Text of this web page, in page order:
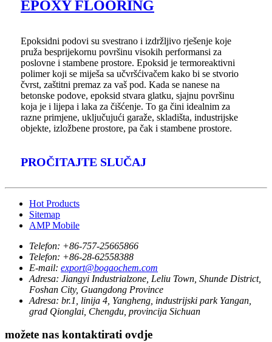
EPOXY FLOORING
Epoksidni podovi su svestrano i izdržljivo rješenje koje
pruža besprijekornu površinu visokih performansi za
poslovne i stambene prostore. Epoksid je termoreaktivni
polimer koji se miješa sa učvršćivačem kako bi se stvorio
čvrst, zaštitni premaz za vaš pod. Kada se nanese na
betonske podove, epoksid stvara glatku, sjajnu površinu
koja je i lijepa i laka za čišćenje. To ga čini idealnim za
razne primjene, uključujući garaže, skladišta, industrijske
objekte, izložbene prostore, pa čak i stambene prostore.
PROČITAJTE SLUČAJ
Hot Products
Sitemap
AMP Mobile
Telefon: +86-757-25665866
Telefon: +86-28-62558388
E-mail: export@bogaochem.com
Adresa: Jiangyi Industrialzone, Leliu Town, Shunde District,
Foshan City, Guangdong Province
Adresa: br.1, linija 4, Yangheng, industrijski park Yangan,
grad Qionglai, Chengdu, provincija Sichuan
možete nas kontaktirati ovdje